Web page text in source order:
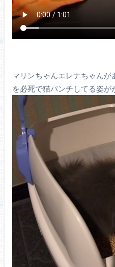
マリンちゃんエレナちゃんが
を必死で猫パンチしてる姿が